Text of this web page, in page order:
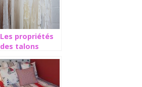
Les propriétés
des talons